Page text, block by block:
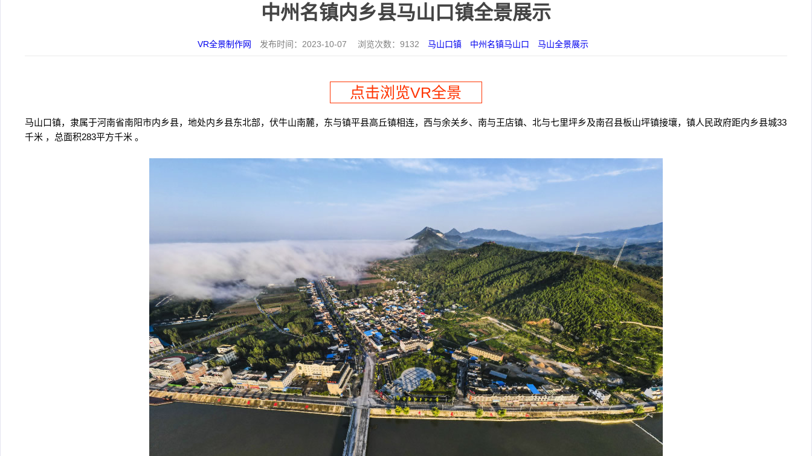
中州名镇内乡县马山口镇全景展示
VR全景制作网 发布时间： 2023-10-07 浏览次数： 9132 马山口镇 中州名镇马山口 马山全景展示
点击浏览VR全景
马山口镇，隶属于河南省南阳市内乡县，地处内乡县东北部，伏牛山南麓，东与镇平县高丘镇相连，西与余关乡、南与王店镇、北与七里坪乡及南召县板山坪镇接壤，镇人民政府距内乡县城33
千米 ，总面积283平方千米 。